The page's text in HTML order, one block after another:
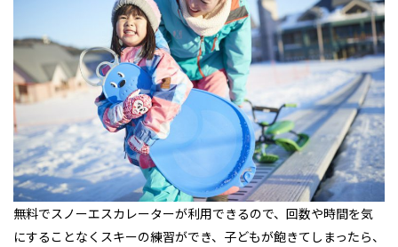
無料でスノーエスカレーターが利用できるので、回数や時間を気
にすることなくスキーの練習ができ、子どもが飽きてしまったら、